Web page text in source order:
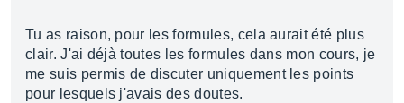
Tu as raison, pour les formules, cela aurait été plus
clair. J'ai déjà toutes les formules dans mon cours, je
me suis permis de discuter uniquement les points
pour lesquels j'avais des doutes.